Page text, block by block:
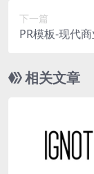
下一篇
PR模板-现代
相关文章